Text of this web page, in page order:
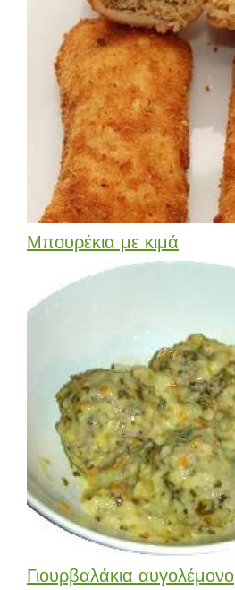
Μπουρέκια με κιμά
Γιουρβαλάκια αυγολέμονο